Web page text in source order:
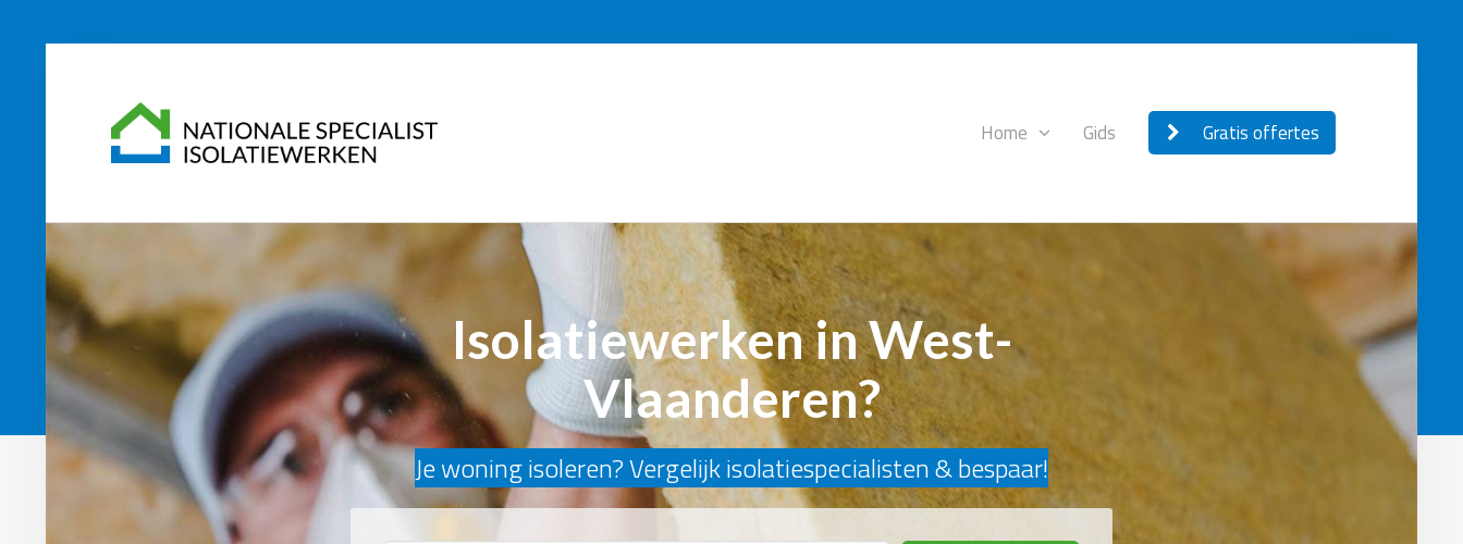
Home Gids Gratis offertes
Isolatiewerken in West-
Vlaanderen?
Je woning isoleren? Vergelijk isolatiespecialisten & bespaar!